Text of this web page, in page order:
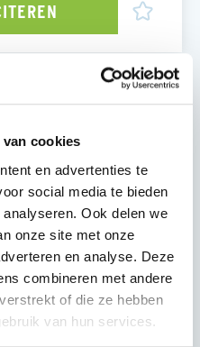
cookies
en advertenties te
social media te bieden
Ook delen we
onze site met onze
en analyse. Deze
combineren met andere
of die ze hebben
van hun services.
de slag in de
Jij zorgt ervoor
vakkundig
of onderhouden. Of
meterkasten,
— jouw werk is
functionerende